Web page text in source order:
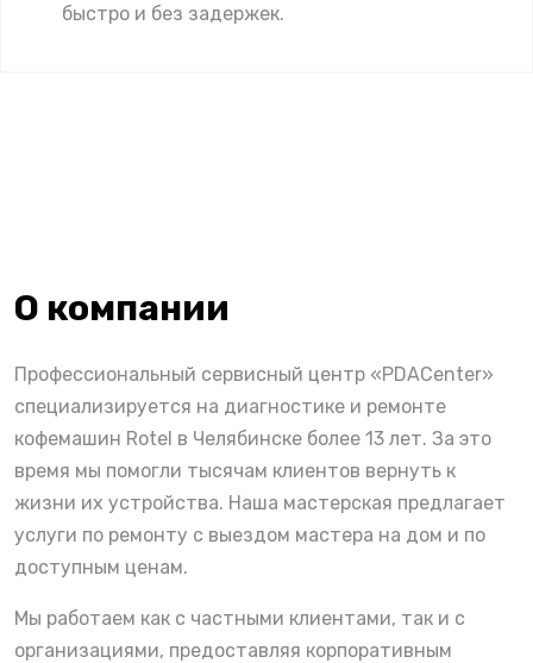
быстро и без задержек.
О компании
Профессиональный сервисный центр «PDACenter»
специализируется на диагностике и ремонте
кофемашин Rotel в Челябинске более 13 лет. За это
время мы помогли тысячам клиентов вернуть к
жизни их устройства. Наша мастерская предлагает
услуги по ремонту с выездом мастера на дом и по
доступным ценам.
Мы работаем как с частными клиентами, так и с
организациями, предоставляя корпоративным